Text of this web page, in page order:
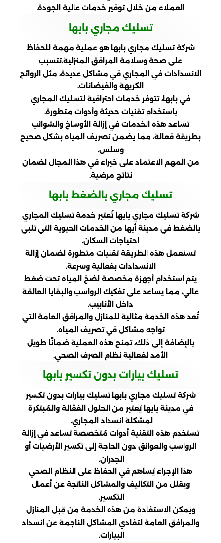
العملاء من خلال توفير خدمات عالية الجودة.
تسليك مجاري بابها
شركة تسليك مجاري بابها هو عملية مهمة للحفاظ
على صحة وسلامة المرافق المنزلية.تتسبب
الانسدادات في المجاري في مشاكل عديدة، مثل الروائح
الكريهة والفيضانات.
في بابها، تتوفر خدمات احترافية لتسليك المجاري
باستخدام تقنيات حديثة وأدوات متطورة.
تساعد هذه الخدمات في إزالة الأوساخ والشوائب
بطريقة فعالة، مما يضمن تصريف المياه بشكل صحيح
وسلس.
من المهم الاعتماد على خبراء في هذا المجال لضمان
نتائج مرضية.
تسليك مجاري بالضغط بابها
شركة تسليك مجاري بابها تُعتبر خدمة تسليك المجاري
بالضغط في مدينة أبها من الخدمات الحيوية التي تلبي
احتياجات السكان.
تستعمل هذه الطريقة تقنيات متطورة لضمان إزالة
الانسدادات بفعالية وسرعة.
يتم استخدام أجهزة مخصصة لضخ المياه تحت ضغط
عالي، مما يساعد على تفكيك الرواسب والبقايا العالقة
داخل الأنابيب.
تُعد هذه الخدمة مثالية للمنازل والمرافق العامة التي
تواجه مشاكل في تصريف المياه.
بالإضافة إلى ذلك، تمنح هذه العملية ضمانًا طويل
الأمد لفعالية نظام الصرف الصحي.
تسليك بيارات بدون تكسير بابها
شركة تسليك مجاري بابها تسليك بيارات بدون تكسير
في مدينة بابها يُعتبر من الحلول الفعّالة والمُبتكرة
لمشكلة انسداد المجاري.
تستخدم هذه التقنية أدوات مُتخصصة تساعد في إزالة
الرواسب والعوائق دون الحاجة إلى تكسير الأرضيات أو
الجدران.
هذا الإجراء يُساهم في الحفاظ على النظام الصحي
ويقلل من التكاليف والمشاكل الناتجة عن أعمال
التكسير.
ويمكن الاستفادة من هذه الخدمة من قِبل المنازل
والمرافق العامة لتفادي المشاكل الناجمة عن انسداد
البيارات.